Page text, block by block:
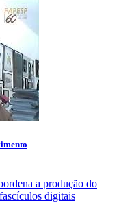
a produção do
digitais